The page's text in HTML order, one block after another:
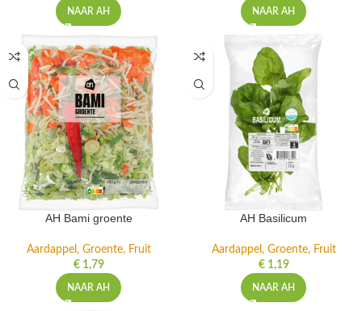
NAAR AH NAAR AH
AH Bami groente
Aardappel, Groente, Fruit
€1,79
NAAR AH
AH Basilicum
Aardappel, Groente, Fruit
€1,19
NAAR AH